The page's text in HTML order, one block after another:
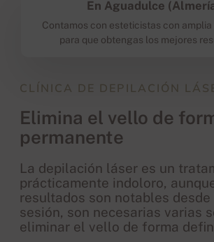
En Aguadulce
Contamos con esteticistas con
para que obtengas los mejores
CLÍNICA DE DEPILACIÓN
Elimina el vello de
permanente
La depilación láser es un
prácticamente indoloro,
resultados son notables desde
sesión, son necesarias varias
eliminar el vello de forma